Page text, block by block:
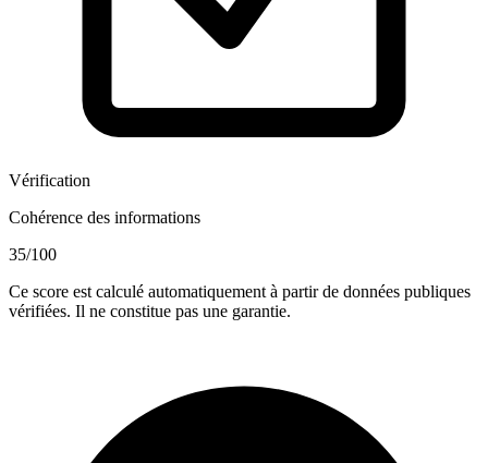
Vérification
Cohérence des informations
35/100
Ce score est calculé automatiquement à partir de données publiques
vérifiées. Il ne constitue pas une garantie.